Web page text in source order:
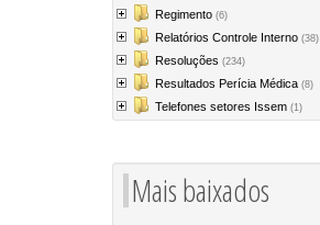
Regimento (6)
Relatórios Controle Interno (38)
Resoluções (234)
Resultados Perícia Médica (8)
Telefones setores Issem (1)
Mais baixados